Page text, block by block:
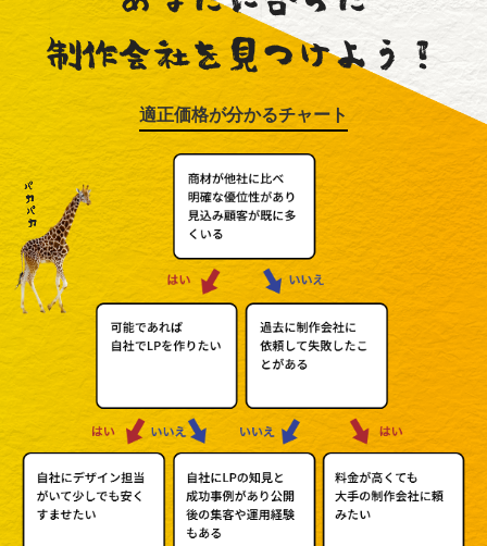
適正価格が分かるチャート